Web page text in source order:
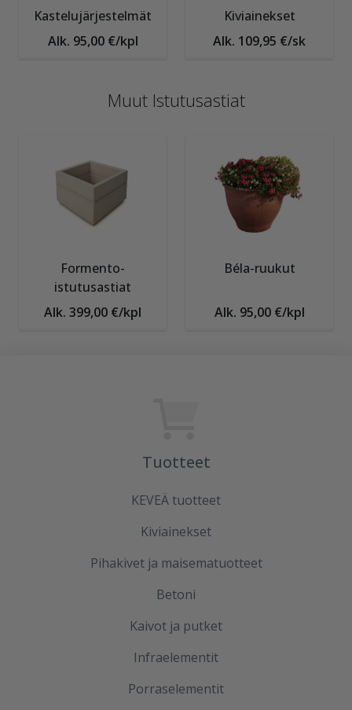
Kastelujärjestelmät
Alk. 95,00 €/kpl
Kiviainekset
Alk. 109,95 €/sk
Muut Istutusastiat
Formento-
istutusastiat
Alk. 399,00 €/kpl
Béla-ruukut
Alk. 95,00 €/kpl
Tuotteet
KEVEÄ tuotteet
Kiviainekset
Pihakivet ja maisematuotteet
Betoni
Kaivot ja putket
Infraelementit
Porraselementit